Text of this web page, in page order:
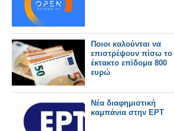
Ποιοι καλούνται να
επιστρέψουν πίσω το
έκτακτο επίδομα 800
ευρώ
Νέα διαφημιστική
καμπάνια στην ΕΡΤ